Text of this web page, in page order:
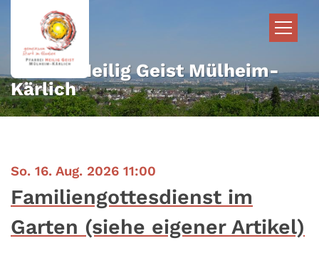
Zum Inhalt springen
Pfarrei Heilig Geist Mülheim-
Kärlich
So. 16. Aug. 2026 11:00
Familiengottesdienst im
Garten (siehe eigener Artikel)